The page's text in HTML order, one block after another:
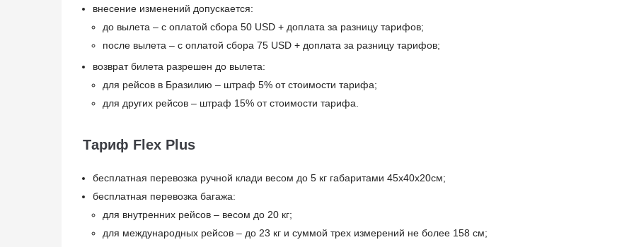
внесение изменений допускается:
до вылета – с оплатой сбора 50 USD + доплата за разницу тарифов;
после вылета – с оплатой сбора 75 USD + доплата за разницу тарифов;
возврат билета разрешен до вылета:
для рейсов в Бразилию – штраф 5% от стоимости тарифа;
для других рейсов – штраф 15% от стоимости тарифа.
Тариф Flex Plus
бесплатная перевозка ручной клади весом до 5 кг габаритами 45x40x20см;
бесплатная перевозка багажа:
для внутренних рейсов – весом до 20 кг;
для международных рейсов – до 23 кг и суммой трех измерений не более 158 см;